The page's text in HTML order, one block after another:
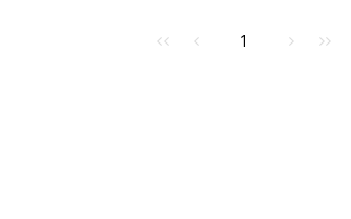
이전으로
1다음으로